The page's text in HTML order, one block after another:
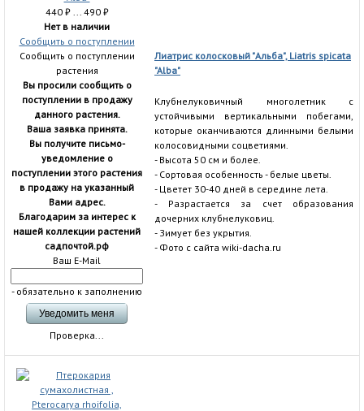
440 ₽... 490 ₽
Нет в наличии
Сообщить о поступлении
Сообщить о поступлении
растения
Вы просили сообщить о
поступлении в продажу
данного растения.
Ваша заявка принята.
Вы получите письмо-
уведомление о
поступлении этого растения
в продажу на указанный
Вами адрес.
Благодарим за интерес к
нашей коллекции растений
садпочтой.рф
Ваш E-Mail
- обязательно к заполнению
Проверка...
Лиатрис колосковый "Альба", Liatris spicata
"Alba"
Клубнелуковичный многолетник с
устойчивыми вертикальными побегами,
которые оканчиваются длинными белыми
колосовидными соцветиями.
- Высота 50 см и более.
- Сортовая особенность - белые цветы.
- Цветет 30-40 дней в середине лета.
- Разрастается за счет образования
дочерних клубнелуковиц.
- Зимует без укрытия.
- Фото с сайта wiki-dacha.ru